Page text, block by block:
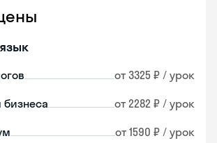
от 3325 ₽ / урок
бизнеса от 2282 ₽ / урок
от 1590 ₽ / урок